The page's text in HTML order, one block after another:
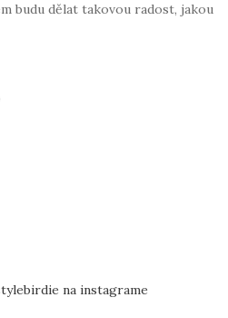
budu dělat takovou radost, jakou